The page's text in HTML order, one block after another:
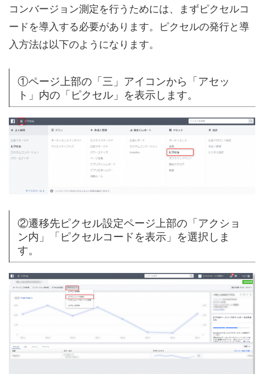
コンバージョン測定を行うためには、まずピクセルコ
ードを導入する必要があります。ピクセルの発行と導
入方法は以下のようになります。
①ページ上部の「三」アイコンから「アセッ
ト」内の「ピクセル」を表示します。
②遷移先ピクセル設定ページ上部の「アクショ
ン内」「ピクセルコードを表示」を選択しま
す。